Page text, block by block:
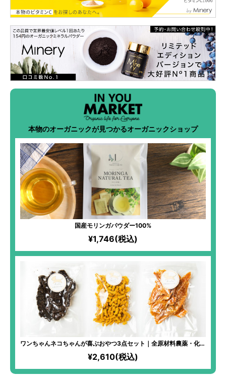
本物のオーガニックが見つかるオーガニックショップ
国産モリンガパウダー100%
¥1,746(税込)
ワンちゃんネコちゃんが喜ぶおやつ3点セット｜全原材料農薬・化学
肥料不使用！ワンちゃんネコちゃんの食いつきがかなり良い、人気
の３点セット！
¥2,610(税込)